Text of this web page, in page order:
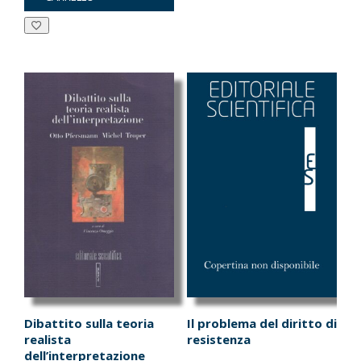
era:
è:
Dibattito sulla teoria
realista
dell’interpretazione
Il problema del diritto di
resistenza